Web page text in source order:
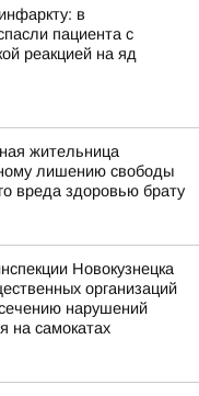
в
пациента с
реакцией на яд
жительница
лишению свободы
вреда здоровью брату
Новокузнецка
организаций
нарушений
на самокатах